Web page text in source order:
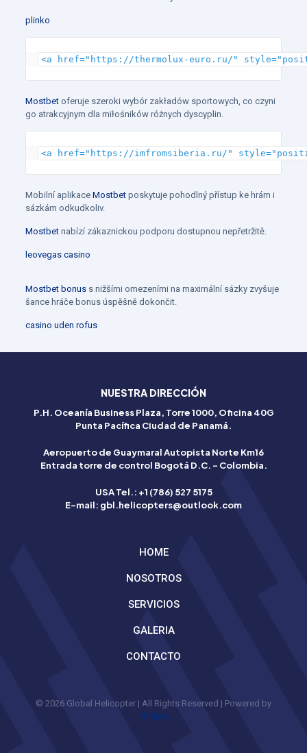
plinko
<a href="https://thermolux-euro.ru/"
Mostbetoferuje szeroki wybór zakładów sportowych, co czyni
go atrakcyjnym dla miłośników różnych dyscyplin.
<a href="https://imfromsiberia.ru/"
Mobilní aplikace Mostbetposkytuje pohodlný přístup ke hrám i
sázkám odkudkoliv.
Mostbetnabízí zákaznickou podporu dostupnou nepřetržitě.
leovegas casino
Betflag
Italia
–
Esperienza
senza
compromessi
Betflag
disposizione
licenza
Mostbet bonuss nižšími omezeními na maximální sázky zvyšuje
šance hráče bonus úspěšně dokončit.
casino uden rofus
NUESTRA DIRECCIÓN
P.H. Oceanía Business Plaza, Torre 1000, Oficina 40G
Punta Pacífica Ciudad de Panamá.
Aeropuerto de Guaymaral Autopista Norte Km16
Entrada torre de control Bogotá D.C. – Colombia.
USA Tel.: +1 (786) 527 5175
E-mail: gbl.helicopters@outlook.com
HOME
NOSOTROS
SERVICIOS
GALERIA
CONTACTO
© 2026 Global Helicopter | All Rights Reserved | Powered by
PRI5MA